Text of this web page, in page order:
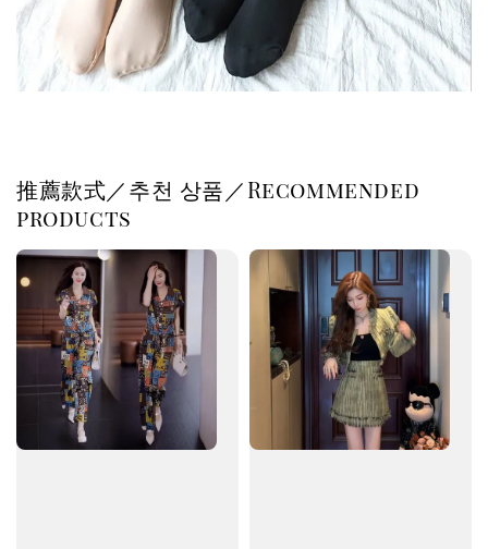
推薦款式／추천 상품／Recommended
products